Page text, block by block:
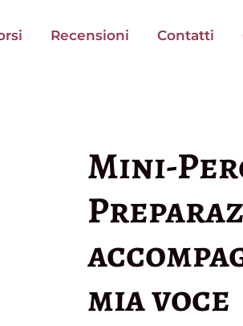
Recensioni Contatti
Mini-
mia voce